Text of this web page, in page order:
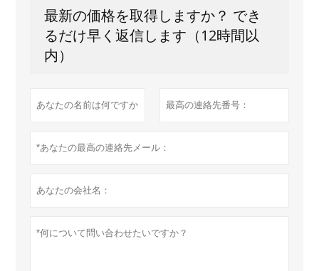
最新の価格を取得しますか？ でき
るだけ早く返信します（12時間以
内）